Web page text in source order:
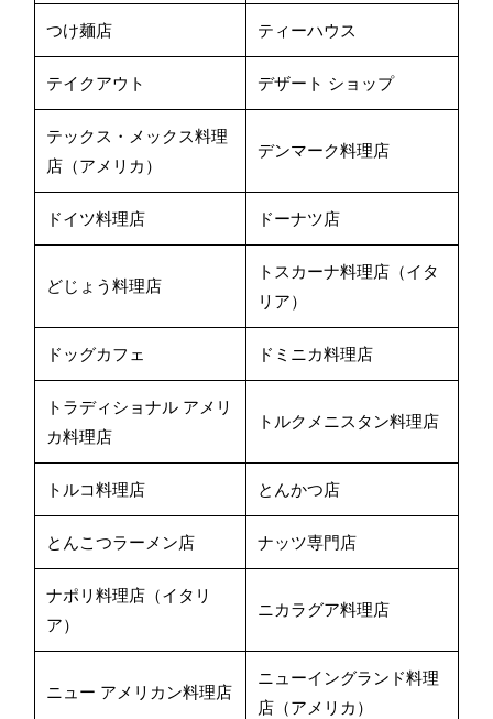
つけ麺店 ティーハウス
テイクアウト デザート ショップ
テックス・メックス料理
店（アメリカ）
デンマーク料理店
ドイツ料理店 ドーナツ店
どじょう料理店
トスカーナ料理店（イタ
リア）
ドッグカフェ ドミニカ料理店
トラディショナル アメリ
カ料理店
トルクメニスタン料理店
トルコ料理店 とんかつ店
とんこつラーメン店 ナッツ専門店
ナポリ料理店（イタリ
ア）
ニカラグア料理店
ニュー アメリカン料理店
ニューイングランド料理
店（アメリカ）